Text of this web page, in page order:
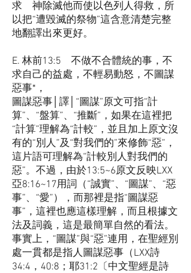
求 神除滅他而使以色列人得救，所
以把“遭毀滅的祭物”這含意清楚完整
地翻譯出來更好。
E. 林前13:5 不做不合體統的事，不
求自己的益處，不輕易動怒，不圖謀
惡事*，
圖謀惡事│譯│“圖謀”原文可指“計
算”、“盤算”、“推斷”，如果在這裡把
“計算”理解為“計較”，並且加上原文沒
有的“別人”及“對我們的”來修飾“惡”，
這片語可理解為“計較別人對我們的
惡”。不過，由於13:5~6原文反映LXX
亞8:16~17用詞（“誠實”、“圖謀”、“惡
事”、“愛”），而那裡是指“圖謀惡
事”，這裡也應這樣理解，而且根據文
法及詞義，這是最簡單自然的看法。
事實上，“圖謀”與“惡”連用，在聖經別
處一貫都是指人圖謀惡事（LXX詩
34:4，40:8；耶31:2〔中文聖經是詩